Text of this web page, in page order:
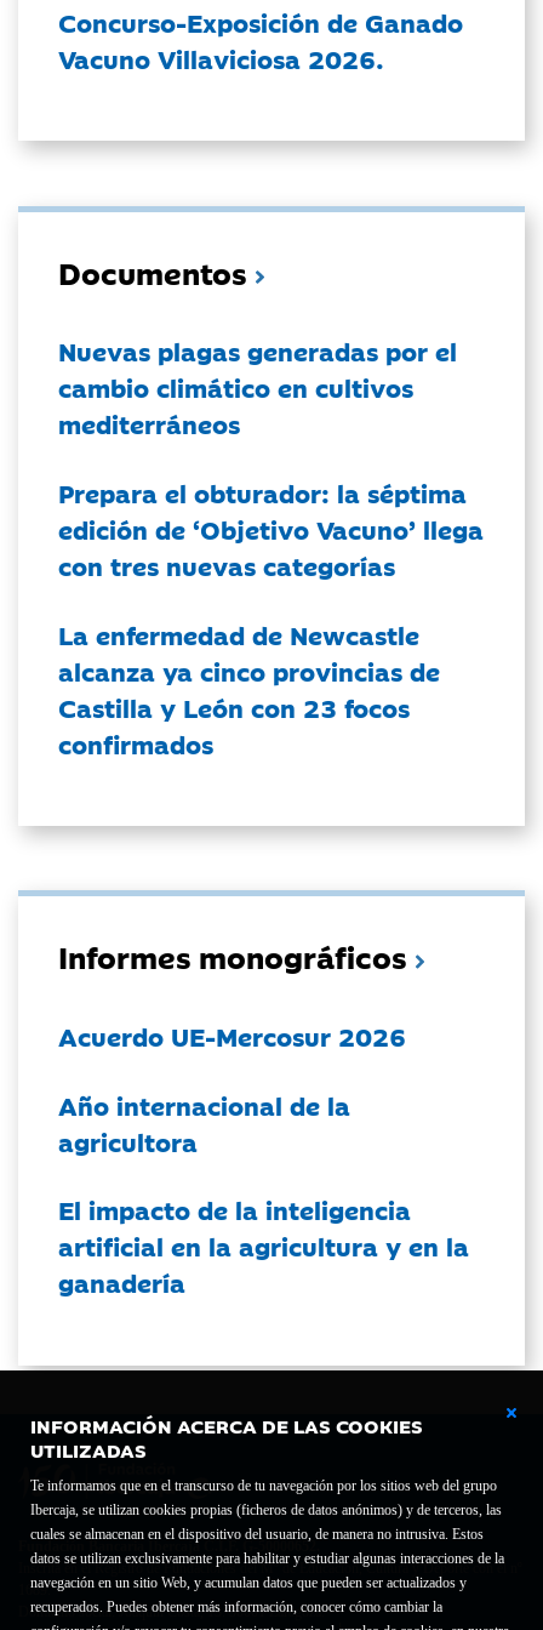
INFORMACIÓN ACERCA DE LAS COOKIES
UTILIZADAS
Te informamos que en el transcurso de tu navegación por los sitios web del grupo
Ibercaja, se utilizan cookies propias (ficheros de datos anónimos) y de terceros, las
cuales se almacenan en el dispositivo del usuario, de manera no intrusiva. Estos
datos se utilizan exclusivamente para habilitar y estudiar algunas interacciones de la
navegación en un sitio Web, y acumulan datos que pueden ser actualizados y
recuperados. Puedes obtener más información, conocer cómo cambiar la
Concurso-Exposición de Ganado
Vacuno Villaviciosa 2026.
Documentos
Nuevas plagas generadas por el
cambio climático en cultivos
mediterráneos
Prepara el obturador: la séptima
edición de ‘Objetivo Vacuno’ llega
con tres nuevas categorías
La enfermedad de Newcastle
alcanza ya cinco provincias de
Castilla y León con 23 focos
confirmados
Informes monográficos
Acuerdo UE-Mercosur 2026
Año internacional de la
agricultora
El impacto de la inteligencia
artificial en la agricultura y en la
ganadería
Fundación Bancaria Ibercaja C.I.F. G-50000652.
Inscrita en el Registro de Fundaciones del Mº de Educación, Cultura y Deporte con el nº
1689.
Domicilio social: Joaquín Costa, 13. 50001 Zaragoza.